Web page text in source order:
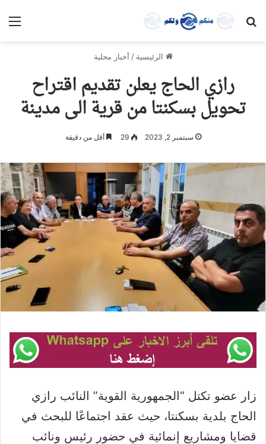
بحث عن
الرئيسية / أخبار محلية
رازي الحاج يعلن تقديم اقتراح
تحويل بسكنتا من قرية الى مدينة
سبتمبر 2, 2023 29 أقل من دقيقة
زار عضو تكتل “الجمهورية القوية” النائب رازي
الحاج بلدية بسكنتا، حيث عقد اجتماعًا للبحث في
قضايا ومشاريع إنمائية في حضور رئيس ونائب